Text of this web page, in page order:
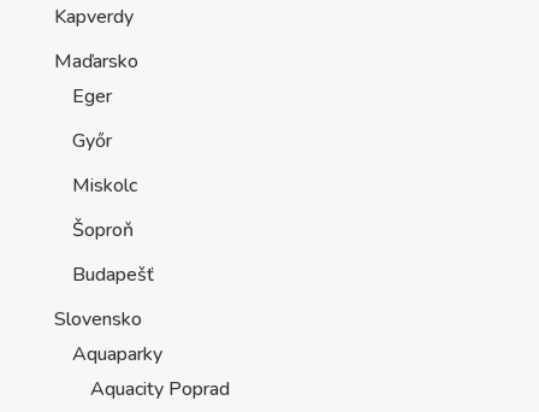
Kapverdy
Maďarsko
Eger
Győr
Miskolc
Šoproň
Budapešť
Slovensko
Aquaparky
Aquacity Poprad